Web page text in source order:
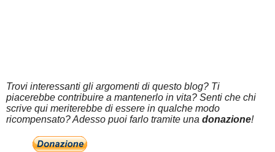
Trovi interessanti gli argomenti di questo blog? Ti
piacerebbe contribuire a mantenerlo in vita? Senti che chi
scrive qui meriterebbe di essere in qualche modo
ricompensato? Adesso puoi farlo tramite una donazione!